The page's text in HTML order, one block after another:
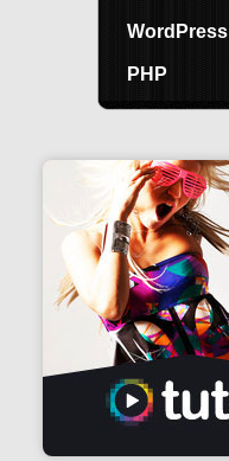
WordPress
PHP